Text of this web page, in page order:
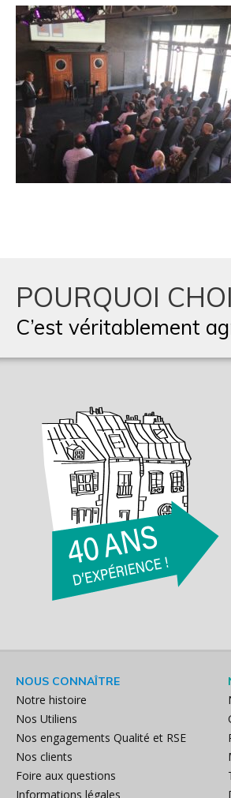
POURQUOI
C’est véritablement
NOUS CONNAÎTRE
Notre histoire
Nos Utiliens
Nos engagements Qualité et RSE
Nos clients
Foire aux questions
Informations légales